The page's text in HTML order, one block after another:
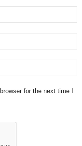
for the next time I